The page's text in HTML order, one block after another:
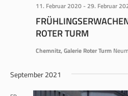
ROTER TURM
11. Februar 2020-29. Februar
Chemnitz, Galerie Roter Turm
September 2021